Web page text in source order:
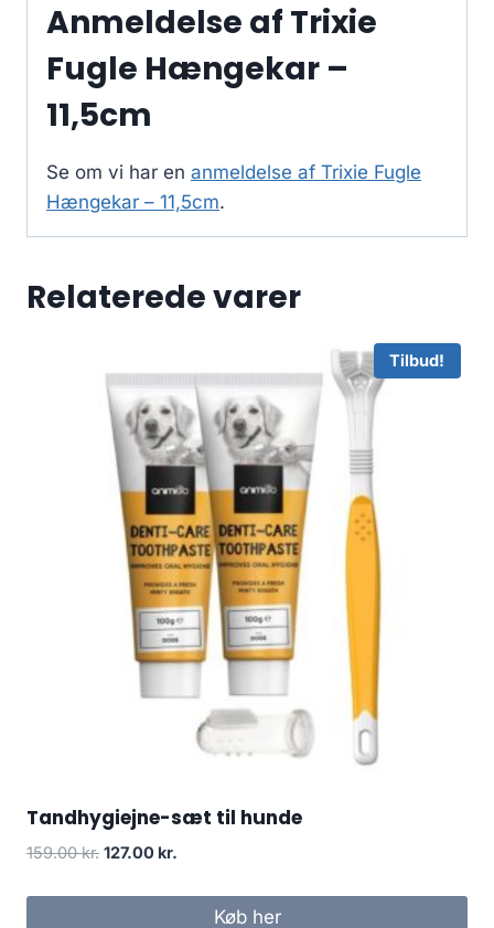
Anmeldelse af Trixie
Fugle Hængekar –
11,5cm
Se om vi har en anmeldelse af Trixie Fugle
Hængekar – 11,5cm.
Relaterede varer
Tilbud!
Tandhygiejne-sæt til hunde
159.00kr. Den
pris
127.00 kr.
pris
Køb her